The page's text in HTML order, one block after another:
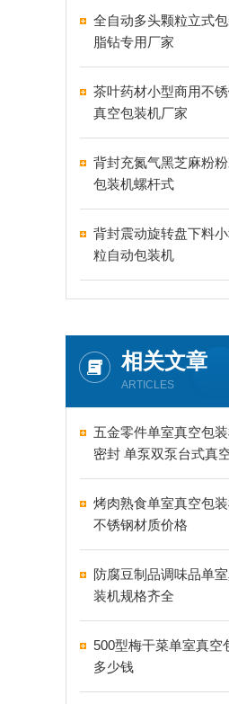
全自动多头颗粒立式
脂钻专用厂家
茶叶药材小型商用不
真空包装机厂家
背封充氮气黑芝麻粉
包装机螺杆式
背封震动旋转盘下料
粒自动包装机
相关文章
ARTICLES
五金零件单室真空包
密封 单泵双泵台式真
机怎么选
烤肉熟食单室真空包
不锈钢材质价格
防腐豆制品调味品单
装机规格齐全
500型梅干菜单室真空
多少钱